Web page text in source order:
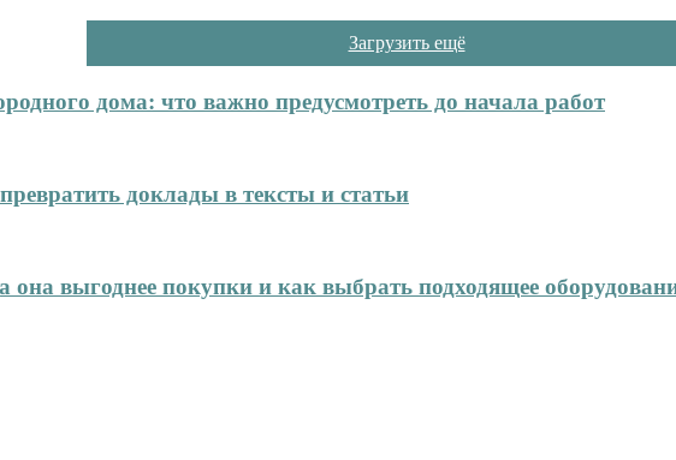
Загрузить ещё
дома: что важно предусмотреть до начала работ
доклады в тексты и статьи
она выгоднее покупки и как выбрать подходящее